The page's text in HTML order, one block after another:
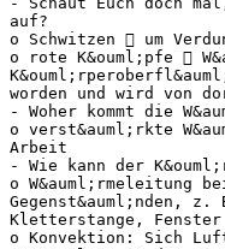
auf?
o Schwitzen  um
o rote K&ouml;pfe 
worden und wird von
- Woher kommt die
o verst&auml;rkte
Arbeit
- Wie kann der
o W&auml;rmeleitung
Gegenst&auml;nden, z.
Kletterstange,
o Konvektion: Sich